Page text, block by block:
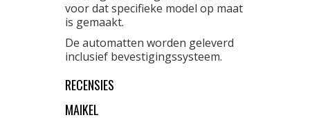
voor dat specifieke model op maat
is gemaakt.
De automatten worden geleverd
inclusief bevestigingssysteem.
RECENSIES
MAIKEL